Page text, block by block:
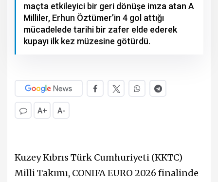
maçta etkileyici bir geri dönüşe imza atan A
Milliler, Erhun Öztümer’in 4 gol attığı
mücadelede tarihi bir zafer elde ederek
kupayı ilk kez müzesine götürdü.
A+ A-
Kuzey Kıbrıs Türk Cumhuriyeti (KKTC)
Milli Takımı, CONIFA EURO 2026 finalinde